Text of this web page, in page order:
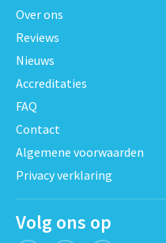
Over ons
Reviews
Nieuws
Accreditaties
FAQ
Contact
Algemene voorwaarden
Privacy verklaring
Volg ons op